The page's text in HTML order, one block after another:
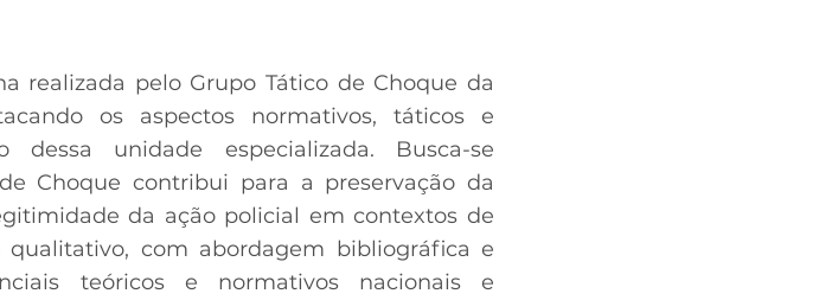
realizada pelo Grupo Tático de Choque da
os aspectos normativos, táticos e
unidade especializada. Busca-se
Choque contribui para a preservação da
da ação policial em contextos de
com abordagem bibliográfica e
teóricos e normativos nacionais e